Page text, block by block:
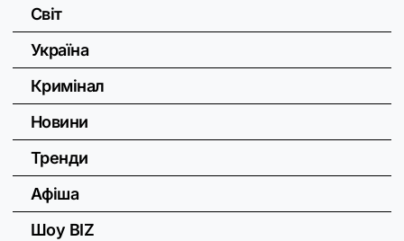
Світ
Україна
Кримінал
Новини
Тренди
Афіша
Шоу BIZ